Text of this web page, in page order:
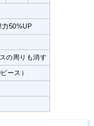
力50%UP
の周りも消す
ース）